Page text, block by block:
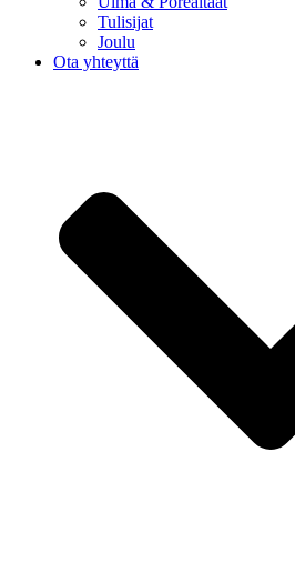
Tulisijat
Joulu
Ota yhteyttä